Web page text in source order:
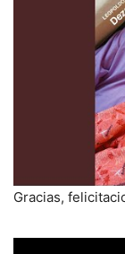
Gracias,